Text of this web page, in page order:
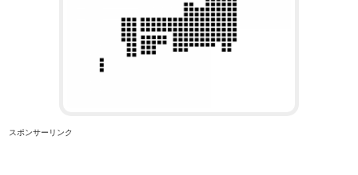
スポンサーリンク